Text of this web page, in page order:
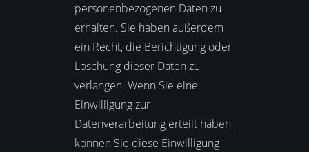
personenbezogenen Daten zu
erhalten. Sie haben außerdem
ein Recht, die Berichtigung oder
Löschung dieser Daten zu
verlangen. Wenn Sie eine
Einwilligung zur
Datenverarbeitung erteilt haben,
können Sie diese Einwilligung